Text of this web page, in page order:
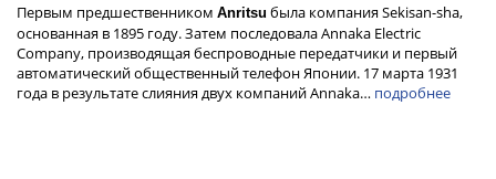
Первым предшественником Anritsu была компания Sekisan-sha,
основанная в 1895 году. Затем последовала Annaka Electric
Company, производящая беспроводные передатчики и первый
автоматический общественный телефон Японии. 17 марта 1931
года в результате слияния двух компаний Annaka… подробнее